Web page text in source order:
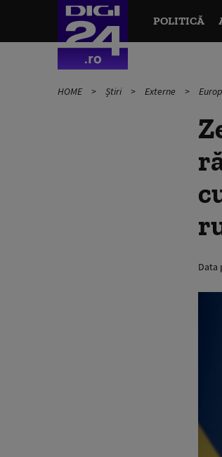
POLITICĂ
HOME Știri Externe
Data